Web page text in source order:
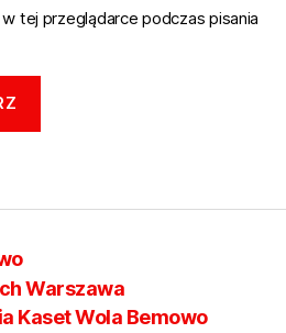
tej przeglądarce podczas pisania
Warszawa
Kaset Wola Bemowo